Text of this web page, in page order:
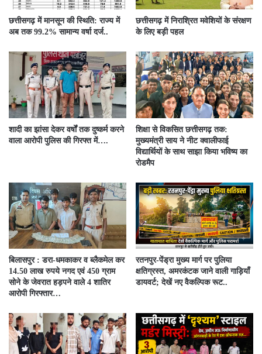
छत्तीसगढ़ में मानसून की स्थिति: राज्य में
अब तक 99.2% सामान्य वर्षा दर्ज..
छत्तीसगढ़ में निराश्रित मवेशियों के संरक्षण
के लिए बड़ी पहल
शादी का झांसा देकर वर्षों तक दुष्कर्म करने
वाला आरोपी पुलिस की गिरफ्त में….
शिक्षा से विकसित छत्तीसगढ़ तक:
मुख्यमंत्री साय ने नीट क्वालीफाई
विद्यार्थियों के साथ साझा किया भविष्य का
रोडमैप
बिलासपुर : डरा-धमकाकर व ब्लैकमेल कर
14.50 लाख रुपये नगद एवं 450 ग्राम
सोने के जेवरात हड़पने वाले 4 शातिर
आरोपी गिरफ्तार…
रतनपुर-पेंड्रा मुख्य मार्ग पर पुलिया
क्षतिग्रस्त, अमरकंटक जाने वाली गाड़ियाँ
डायवर्ट; देखें नए वैकल्पिक रूट..